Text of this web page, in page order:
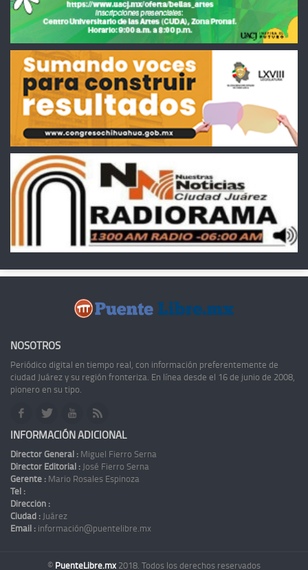
NOSOTROS
Periódico digital en tiempo real, con información preferentemente de
ciudad Juárez y su región fronteriza. En línea desde el 16 de junio de 2008,
pionero en su tipo.
INFORMACIÓN ADICIONAL
Director General : Miguel Fierro Serna
Director Editorial : José Fierro Serna
Gerente : Mario Rosales Espinoza
Tel :
Dirección :
Ciudad : Juárez
Email : información@puentelibre.mx
© PuenteLibre.mx 2018. Todos los derechos reservados